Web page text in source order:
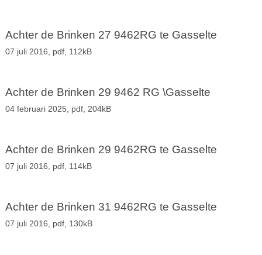
Achter de Brinken 27 9462RG te Gasselte
07 juli 2016, pdf, 112kB
Achter de Brinken 29 9462 RG \Gasselte
04 februari 2025, pdf, 204kB
Achter de Brinken 29 9462RG te Gasselte
07 juli 2016, pdf, 114kB
Achter de Brinken 31 9462RG te Gasselte
07 juli 2016, pdf, 130kB